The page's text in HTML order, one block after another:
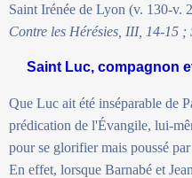
Saint Irénée de Lyon (v. 130-v.
Contre les Hérésies, III, 14-15
Saint Luc, compagnon
Que Luc ait été inséparable de
prédication de l'Évangile, lui-
pour se glorifier mais poussé
En effet, lorsque Barnabé et